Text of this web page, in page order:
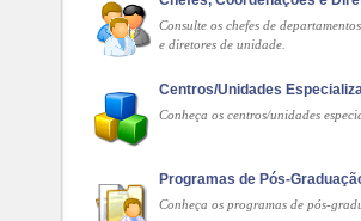
Consulte os chefes de
e diretores de unidade.
Centros/Unidades
Conheça os centros/unidades
Programas de Pós-
Conheça os programas de pós-